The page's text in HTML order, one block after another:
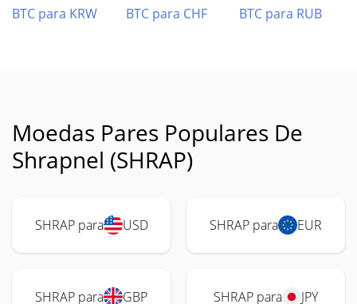
BTC para KRW
BTC para CHF BTC para RUB
Moedas Pares Populares De
Shrapnel (SHRAP)
SHRAP para USD SHRAP para EUR
SHRAP para GBP SHRAP para JPY